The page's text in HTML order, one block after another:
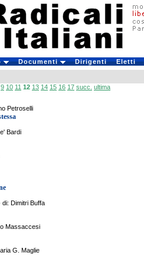
Documenti Dirigenti Eletti
9 10 11 12 13 14 15 16 17 succ. ultima
Petroselli
Bardi
Dimitri Buffa
Massaccesi
G. Maglie